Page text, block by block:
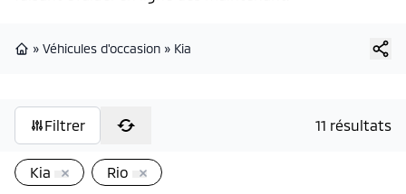
» Véhicules d'occasion » Kia
Filtrer 11 résultats
Kia Rio